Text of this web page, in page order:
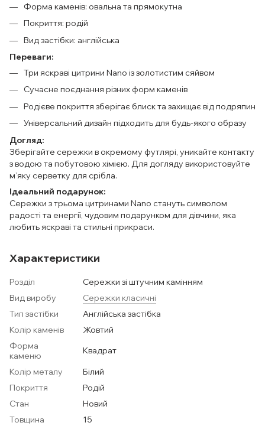
Форма каменів: овальна та прямокутна
Покриття: родій
Вид застібки: англійська
Переваги:
Три яскраві цитрини Nano із золотистим сяйвом
Сучасне поєднання різних форм каменів
Родієве покриття зберігає блиск та захищає від подряпин
Універсальний дизайн підходить для будь-якого образу
Догляд:
Зберігайте сережки в окремому футлярі, уникайте контакту
з водою та побутовою хімією. Для догляду використовуйте
м’яку серветку для срібла.
Ідеальний подарунок:
Сережки з трьома цитринами Nano стануть символом
радості та енергії, чудовим подарунком для дівчини, яка
любить яскраві та стильні прикраси.
Характеристики
Розділ
Сережки зі штучним камінням
Вид виробу
Сережки класичні
Тип застібки
Англійська застібка
Колір каменів
Жовтий
Форма
каменю
Квадрат
Колір металу
Білий
Покриття
Родій
Стан
Новий
Товщина
15